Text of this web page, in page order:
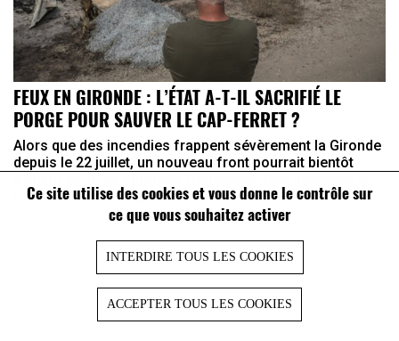
Ce site utilise des cookies et vous donne le contrôle sur
ce que vous souhaitez activer
INTERDIRE TOUS LES COOKIES
ACCEPTER TOUS LES COOKIES
FEUX EN GIRONDE : L’ÉTAT A-T-IL SACRIFIÉ LE
PORGE POUR SAUVER LE CAP-FERRET ?
Alors que des incendies frappent sévèrement la Gironde
depuis le 22 juillet, un nouveau front pourrait bientôt
Porge, village ravagé par les flammes, ont annoncé ...